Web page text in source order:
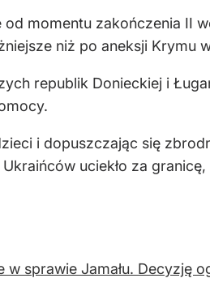
od momentu zakończenia II
niż po aneksji Krymu
republik Donieckiej i
i dopuszczając się
uciekło za
sprawie Jamału. Decyzję